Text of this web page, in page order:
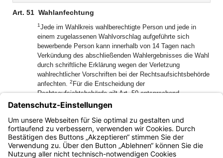
Art. 51 Wahlanfechtung
1Jede im Wahlkreis wahlberechtigte Person und jede in
einem zugelassenen Wahlvorschlag aufgeführte sich
bewerbende Person kann innerhalb von 14 Tagen nach
Verkündung des abschließenden Wahlergebnisses die Wahl
durch schriftliche Erklärung wegen der Verletzung
wahlrechtlicher Vorschriften bei der Rechtsaufsichtsbehörde
anfechten. 2 Für die Entscheidung der
Rechtsaufsichtsbehörde gilt Art. 50 entsprechend.
3Berichtigt die Rechtsaufsichtsbehörde ein Wahlergebnis
von Amts wegen oder erklärt sie eine angefochtene Wahl
von Amts wegen für ungültig, ist die Entscheidung auch auf
die Wahlanfechtung zu erstrecken.